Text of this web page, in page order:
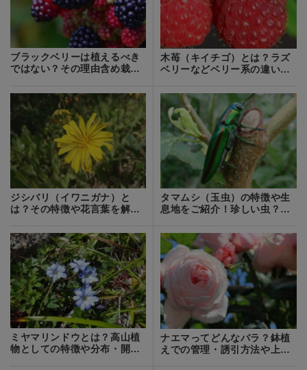
ブラックベリーは植えるべき
ではない？その理由含め栽培
木苺（キイチゴ）とは？ラズ
ベリーなどベリー系の違い・
ジシバリ（イワニガナ）と
は？その特徴や花言葉を解
は？
タマムシ（玉虫）の特徴や生
息地をご紹介！珍しい虫？人
ミヤマリンドウとは？高山植
物としての特徴や分布・開花
ナエマってどんなバラ？鉢植
えでの管理・誘引方法や上手